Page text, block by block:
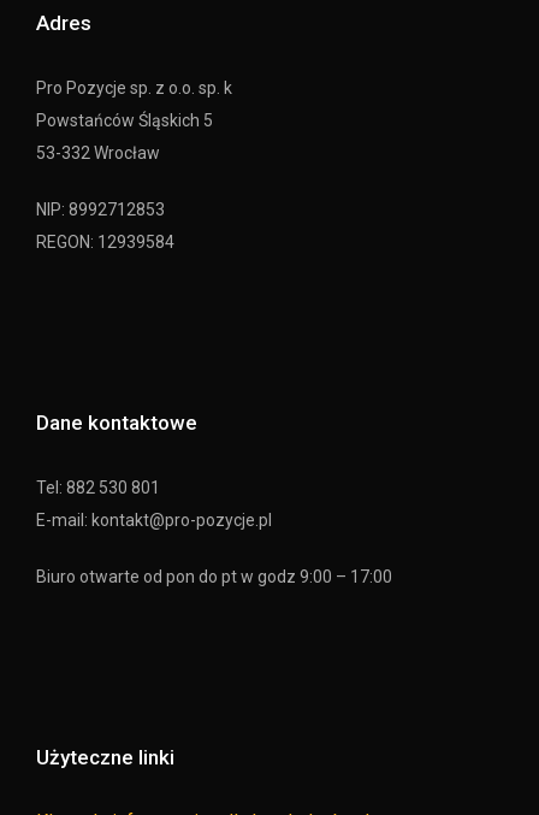
Adres
Pro Pozycje sp. z o.o. sp. k
Powstańców Śląskich 5
53-332 Wrocław
NIP: 8992712853
REGON: 12939584
Dane kontaktowe
Tel: 882 530 801
E-mail: kontakt@pro-pozycje.pl
Biuro otwarte od pon do pt w godz 9:00 – 17:00
Użyteczne linki